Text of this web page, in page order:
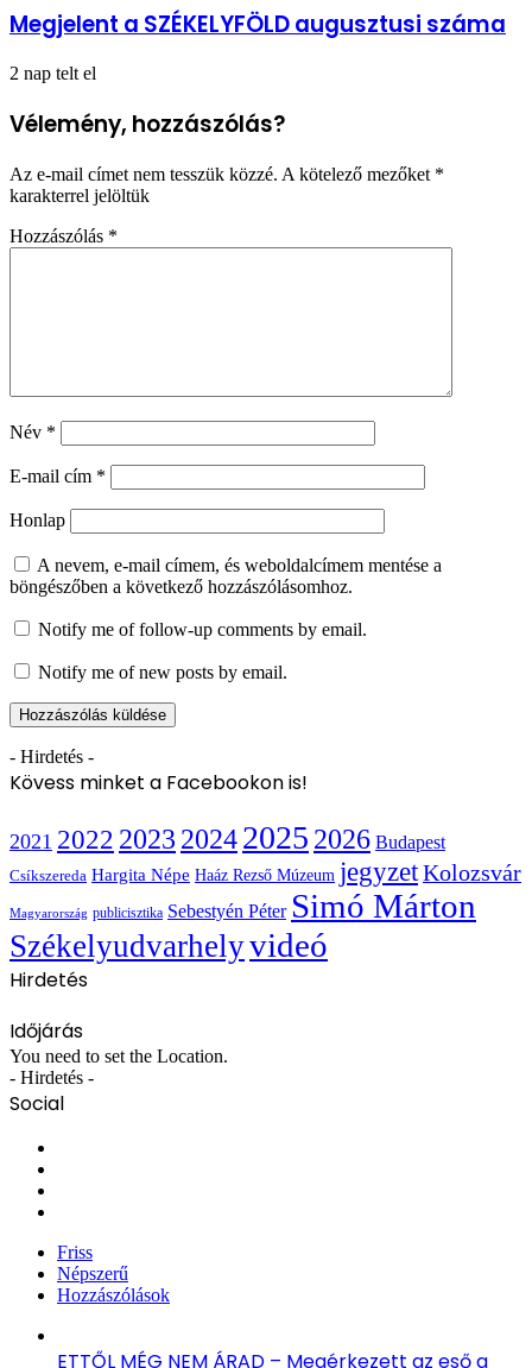
Megjelent a SZÉKELYFÖLD augusztusi száma
2 nap telt el
Vélemény, hozzászólás?
Az e-mail címet nem tesszük közzé. A kötelező mezőket *
karakterrel jelöltük
Hozzászólás *
Név *
E-mail cím *
Honlap
A nevem, e-mail címem, és weboldalcímem mentése a
böngészőben a következő hozzászólásomhoz.
Notify me of follow-up comments by email.
Notify me of new posts by email.
- Hirdetés -
Kövess minket a Facebookon is!
2021 2022 2023 20242025 2026 Budapest
Csíkszereda Hargita Népe Haáz Rezső Múzeum jegyzetKolozsvár
Magyarország publicisztika Sebestyén Péter Simó Márton
Székelyudvarhelyvideó
Hirdetés
Időjárás
You need to set the Location.
- Hirdetés -
Social
Friss
Népszerű
Hozzászólások
ETTŐL MÉG NEM ÁRAD – Megérkezett az eső a